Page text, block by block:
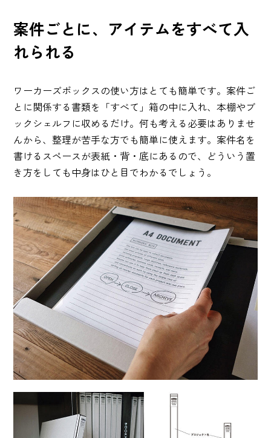
案件ごとに、アイテムをすべて入
れられる
ワーカーズボックスの使い方はとても簡単です。案件ご
とに関係する書類を「すべて」箱の中に入れ、本棚やブ
ックシェルフに収めるだけ。何も考える必要はありませ
んから、整理が苦手な方でも簡単に使えます。案件名を
書けるスペースが表紙・背・底にあるので、どういう置
き方をしても中身はひと目でわかるでしょう。